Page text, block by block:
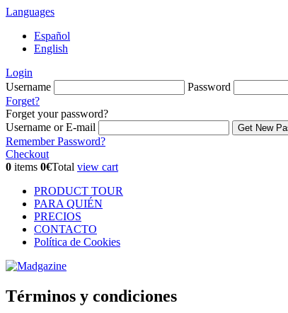
Languages
Español
English
Login
Username
Password
Forget?
Forget your password?
Username or E-mail
Remember Password?
Checkout
0 items 0€Total view cart
PRODUCT TOUR
PARA QUIÉN
PRECIOS
CONTACTO
Política de Cookies
Términos y condiciones